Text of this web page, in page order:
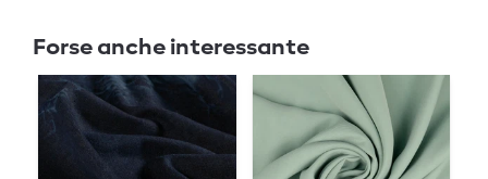
Forse anche interessante